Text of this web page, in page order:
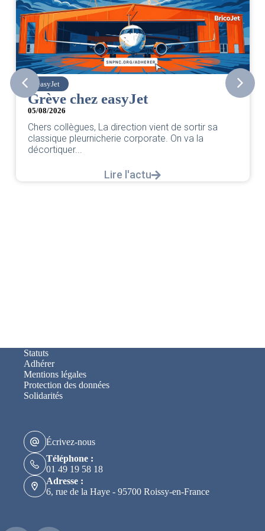
easyJet
Grève chez easyJet
05/08/2026
Chers collègues, La direction vient de sortir sa
classique pleurnicherie corporate. On va la
décortiquer...
Lire l'actu
Statuts
Adhérer
Mentions légales
Protection des données
Solidarités
Écrivez-nous
Téléphone :
01 49 19 58 18
Adresse :
6, rue de la Haye - 95700 Roissy-en-France